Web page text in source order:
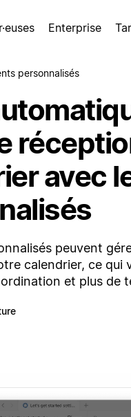
Enterprise
personnalisés
avec
peuvent
calendrier, ce
et plus de